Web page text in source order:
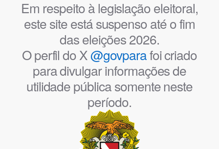
Em respeito à legislação eleitoral,
este site está suspenso até o fim
das eleições 2026.
O perfil do X@govparafoi criado
para divulgar informações de
utilidade pública somente neste
período.